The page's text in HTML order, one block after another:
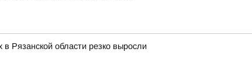
Рязанской области резко выросли